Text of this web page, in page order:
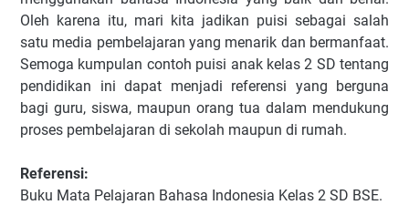
Oleh karena itu, mari kita jadikan puisi sebagai salah
satu media pembelajaran yang menarik dan bermanfaat.
Semoga kumpulan contoh puisi anak kelas 2 SD tentang
pendidikan ini dapat menjadi referensi yang berguna
bagi guru, siswa, maupun orang tua dalam mendukung
proses pembelajaran di sekolah maupun di rumah.
Referensi:
Buku Mata Pelajaran Bahasa Indonesia Kelas 2 SD BSE.